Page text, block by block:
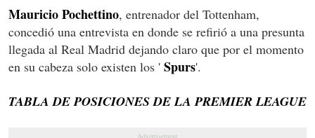
Mauricio Pochettino, entrenador del Tottenham,
concedió una entrevista en donde se refirió a una presunta
llegada al Real Madrid dejando claro que por el momento
en su cabeza solo existen los ' Spurs'.
TABLA DE POSICIONES DE LA PREMIER LEAGUE